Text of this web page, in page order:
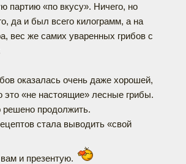
партию «по вкусу». Ничего, но
да и был всего килограмм, а на
вес же самих уваренных грибов с
оказалась очень даже хорошей,
это «не настоящие» лесные грибы.
продолжить.
стала выводить «свой
и презентую.